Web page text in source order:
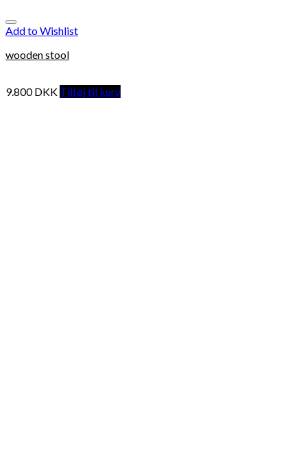
Add to Wishlist
wooden stool
9.800DKK Tilføj til kurv